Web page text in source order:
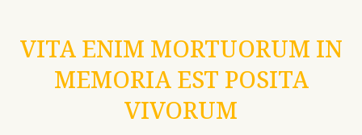
VITA ENIM MORTUORUM IN
MEMORIA EST POSITA
VIVORUM